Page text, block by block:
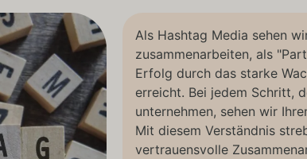
Als Hashtag Media sehen
zusammenarbeiten, als
Erfolg durch das starke
erreicht. Bei jedem Schritt,
unternehmen, sehen wir
Mit diesem Verständnis
vertrauensvolle